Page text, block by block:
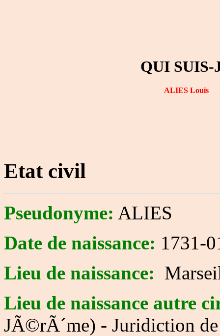
QUI SUIS-
ALIES Louis
Etat civil
Pseudonyme: ALIES
Date de naissance: 1731-
Lieu de naissance:
Lieu de naissance autre
JÃ©rÃ´me) - Juridiction